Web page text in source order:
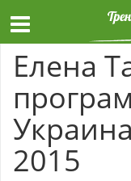
Елена
2015